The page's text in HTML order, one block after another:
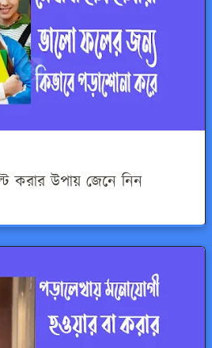
করার উপায় জেনে নিন